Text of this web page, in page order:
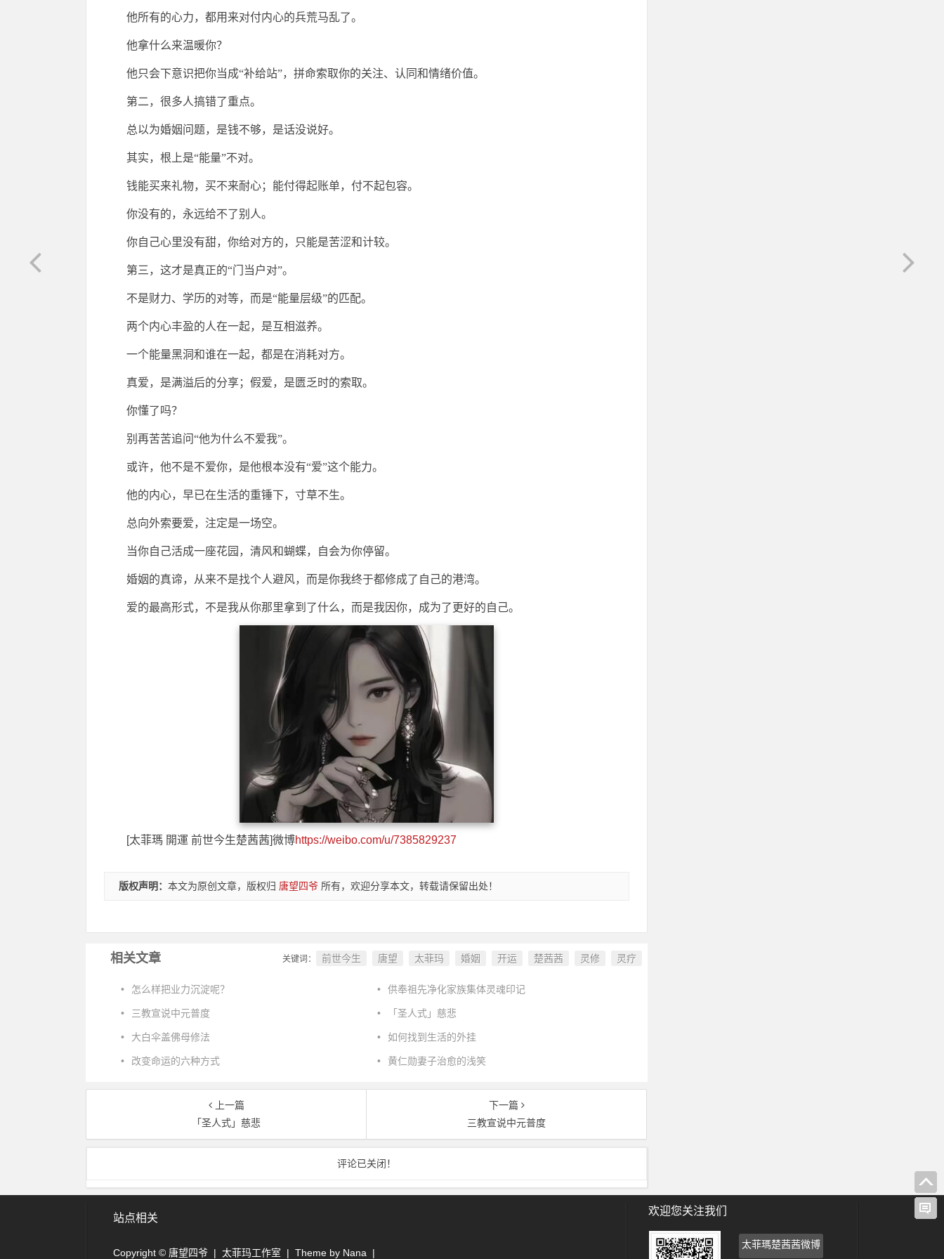
他所有的心力，都用来对付内心的兵荒马乱了。
他拿什么来温暖你？
他只会下意识把你当成“补给站”，拼命索取你的关注、认同和情绪价值。
第二，很多人搞错了重点。
总以为婚姻问题，是钱不够，是话没说好。
其实，根上是“能量”不对。
钱能买来礼物，买不来耐心；能付得起账单，付不起包容。
你没有的，永远给不了别人。
你自己心里没有甜，你给对方的，只能是苦涩和计较。
第三，这才是真正的“门当户对”。
不是财力、学历的对等，而是“能量层级”的匹配。
两个内心丰盈的人在一起，是互相滋养。
一个能量黑洞和谁在一起，都是在消耗对方。
真爱，是满溢后的分享；假爱，是匮乏时的索取。
你懂了吗？
别再苦苦追问“他为什么不爱我”。
或许，他不是不爱你，是他根本没有“爱”这个能力。
他的内心，早已在生活的重锤下，寸草不生。
总向外索要爱，注定是一场空。
当你自己活成一座花园，清风和蝴蝶，自会为你停留。
婚姻的真谛，从来不是找个人避风，而是你我终于都修成了自己的港湾。
爱的最高形式，不是我从你那里拿到了什么，而是我因你，成为了更好的自己。
[太菲瑪 開運 前世今生楚茜茜]微博https://weibo.com/u/7385829237
版权声明： 本文为原创文章，版权归 唐望四爷 所有，欢迎分享本文，转载请保留出处！
相关文章 关键词： 前世今生 唐望 太菲玛 婚姻 开运 楚茜茜 灵修 灵疗
• 怎么样把业力沉淀呢？ • 供奉祖先净化家族集体灵魂印记
• 三教宣说中元普度 • 「圣人式」慈悲
• 大白伞盖佛母修法 • 如何找到生活的外挂
• 改变命运的六种方式 • 黄仁勋妻子治愈的浅笑
上一篇
「圣人式」慈悲
下一篇
三教宣说中元普度
评论已关闭！
站点相关
Copyright © 唐望四爷 | 太菲玛工作室 | Theme by Nana |
欢迎您关注我们
太菲瑪楚茜茜微博